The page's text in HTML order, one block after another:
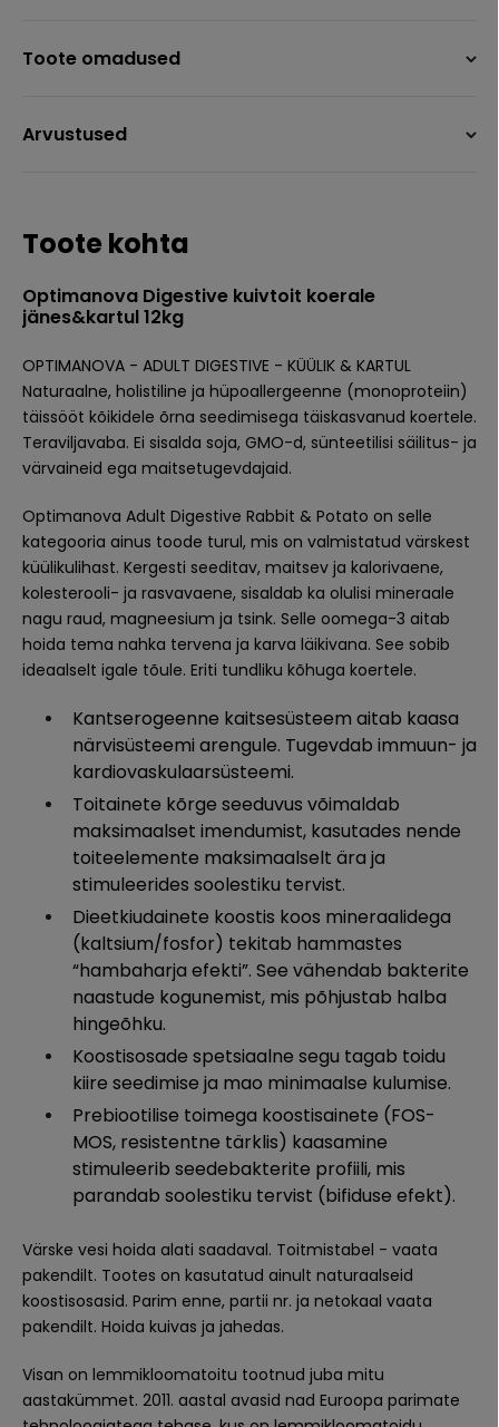
Toote omadused
Arvustused
Toote kohta
Optimanova Digestive kuivtoit koerale
jänes&kartul 12kg
OPTIMANOVA - ADULT DIGESTIVE - KÜÜLIK & KARTUL
Naturaalne, holistiline ja hüpoallergeenne (monoproteiin)
täissööt kõikidele õrna seedimisega täiskasvanud koertele.
Teraviljavaba. Ei sisalda soja, GMO-d, sünteetilisi säilitus- ja
värvaineid ega maitsetugevdajaid.
Optimanova Adult Digestive Rabbit & Potato on selle
kategooria ainus toode turul, mis on valmistatud värskest
küülikulihast. Kergesti seeditav, maitsev ja kalorivaene,
kolesterooli- ja rasvavaene, sisaldab ka olulisi mineraale
nagu raud, magneesium ja tsink. Selle oomega-3 aitab
hoida tema nahka tervena ja karva läikivana. See sobib
ideaalselt igale tõule. Eriti tundliku kõhuga koertele.
Kantserogeenne kaitsesüsteem aitab kaasa
närvisüsteemi arengule. Tugevdab immuun- ja
kardiovaskulaarsüsteemi.
Toitainete kõrge seeduvus võimaldab
maksimaalset imendumist, kasutades nende
toiteelemente maksimaalselt ära ja
stimuleerides soolestiku tervist.
Dieetkiudainete koostis koos mineraalidega
(kaltsium/fosfor) tekitab hammastes
“hambaharja efekti”. See vähendab bakterite
naastude kogunemist, mis põhjustab halba
hingeõhku.
Koostisosade spetsiaalne segu tagab toidu
kiire seedimise ja mao minimaalse kulumise.
Prebiootilise toimega koostisainete (FOS-
MOS, resistentne tärklis) kaasamine
stimuleerib seedebakterite profiili, mis
parandab soolestiku tervist (bifiduse efekt).
Värske vesi hoida alati saadaval. Toitmistabel - vaata
pakendilt. Tootes on kasutatud ainult naturaalseid
koostisosasid. Parim enne, partii nr. ja netokaal vaata
pakendilt. Hoida kuivas ja jahedas.
Visan on lemmikloomatoitu tootnud juba mitu
aastakümmet. 2011. aastal avasid nad Euroopa parimate